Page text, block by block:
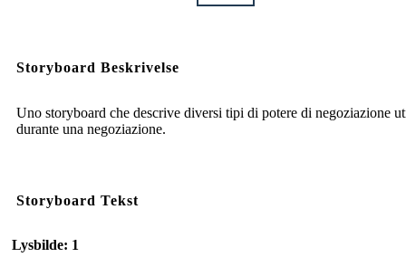
Storyboard Beskrivelse
Uno storyboard che descrive diversi tipi di potere di negoziazione
durante una negoziazione.
Storyboard Tekst
Lysbilde: 1